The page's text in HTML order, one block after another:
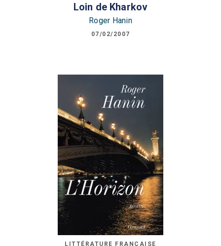
Loin de Kharkov
Roger Hanin
07/02/2007
LITTÉRATURE FRANÇAISE